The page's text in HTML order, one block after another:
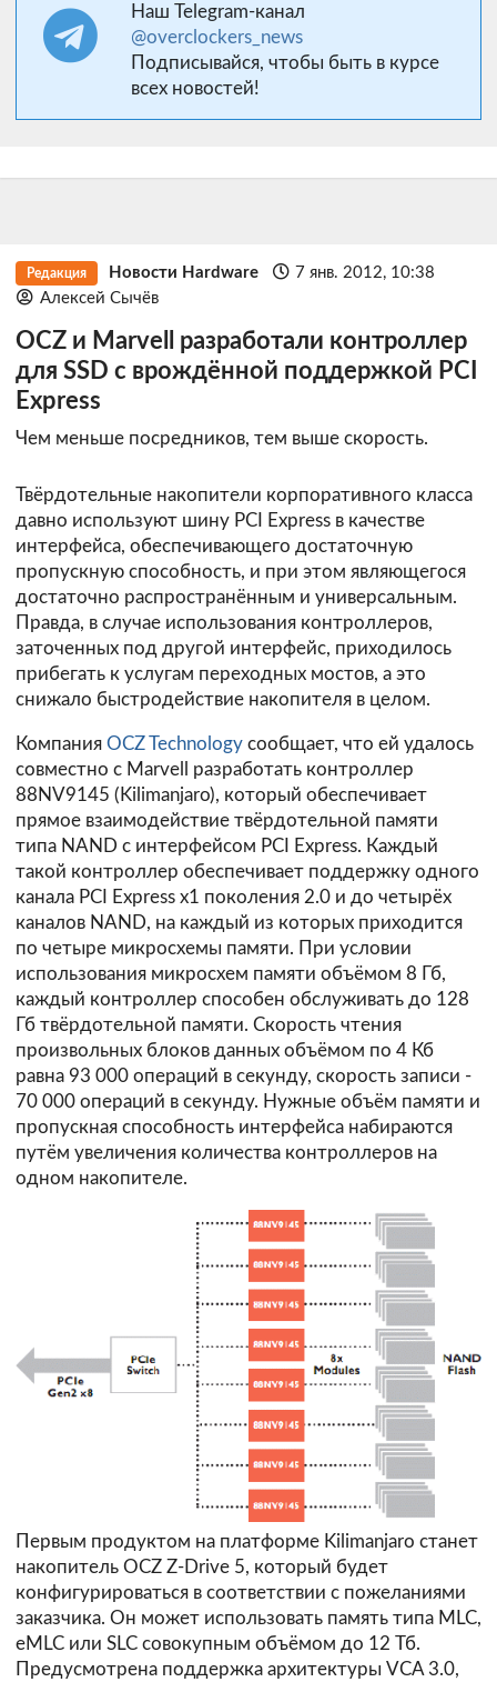
Наш Telegram-канал
@overclockers_news
Подписывайся, чтобы быть в курсе
всех новостей!
Редакция Новости Hardware
7 янв. 2012, 10:38
Алексей Сычёв
OCZ и Marvell разработали контроллер
для SSD с врождённой поддержкой PCI
Express
Чем меньше посредников, тем выше скорость.
Твёрдотельные накопители корпоративного класса
давно используют шину PCI Express в качестве
интерфейса, обеспечивающего достаточную
пропускную способность, и при этом являющегося
достаточно распространённым и универсальным.
Правда, в случае использования контроллеров,
заточенных под другой интерфейс, приходилось
прибегать к услугам переходных мостов, а это
снижало быстродействие накопителя в целом.
Компания OCZ Technology сообщает, что ей удалось
совместно с Marvell разработать контроллер
88NV9145 (Kilimanjaro), который обеспечивает
прямое взаимодействие твёрдотельной памяти
типа NAND с интерфейсом PCI Express. Каждый
такой контроллер обеспечивает поддержку одного
канала PCI Express x1 поколения 2.0 и до четырёх
каналов NAND, на каждый из которых приходится
по четыре микросхемы памяти. При условии
использования микросхем памяти объёмом 8 Гб,
каждый контроллер способен обслуживать до 128
Гб твёрдотельной памяти. Скорость чтения
произвольных блоков данных объёмом по 4 Кб
равна 93 000 операций в секунду, скорость записи -
70 000 операций в секунду. Нужные объём памяти и
пропускная способность интерфейса набираются
путём увеличения количества контроллеров на
одном накопителе.
Первым продуктом на платформе Kilimanjaro станет
накопитель OCZ Z-Drive 5, который будет
конфигурироваться в соответствии с пожеланиями
заказчика. Он может использовать память типа MLC,
eMLC или SLC совокупным объёмом до 12 Тб.
Предусмотрена поддержка архитектуры VCA 3.0,